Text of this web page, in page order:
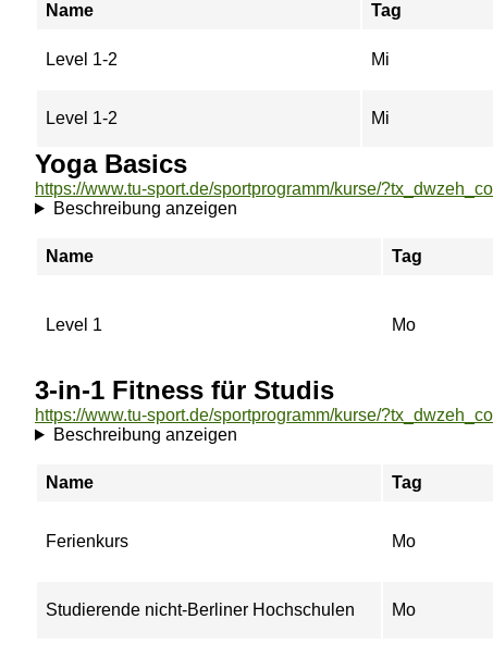
Name Tag
Level 1-2 Mi
Level 1-2 Mi
Yoga Basics
Beschreibung anzeigen
Name Tag
Level 1 Mo
3-in-1 Fitness für Studis
Beschreibung anzeigen
Name Tag
Ferienkurs Mo
Studierende nicht-Berliner Hochschulen Mo